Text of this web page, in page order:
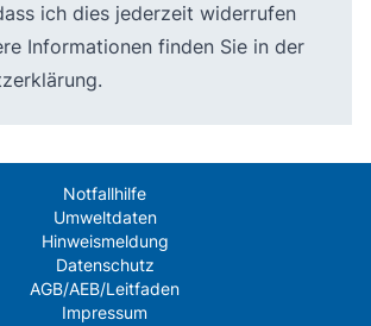
ich dies jederzeit widerrufen
Informationen finden Sie in der
.
Notfallhilfe
Umweltdaten
Hinweismeldung
Datenschutz
AGB/AEB/Leitfaden
Impressum